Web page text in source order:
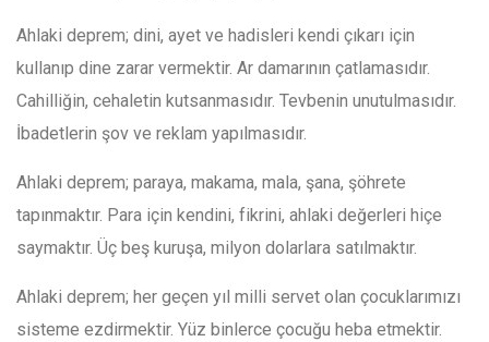
Ahlaki deprem; dini, ayet ve hadisleri kendi çıkarı için
kullanıp dine zarar vermektir. Ar damarının çatlamasıdır.
Cahilliğin, cehaletin kutsanmasıdır. Tevbenin unutulmasıdır.
İbadetlerin şov ve reklam yapılmasıdır.
Ahlaki deprem; paraya, makama, mala, şana, şöhrete
tapınmaktır. Para için kendini, fikrini, ahlaki değerleri hiçe
saymaktır. Üç beş kuruşa, milyon dolarlara satılmaktır.
Ahlaki deprem; her geçen yıl milli servet olan çocuklarımızı
sisteme ezdirmektir. Yüz binlerce çocuğu heba etmektir.